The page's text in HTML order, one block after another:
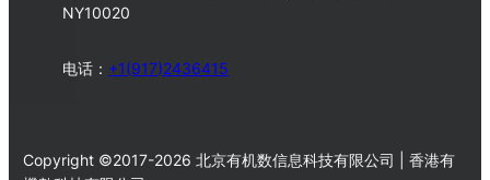
NY10020
电话： +1(917)2436415
Copyright ©2017-2026 北京有机数信息科技有限公司 | 香港有